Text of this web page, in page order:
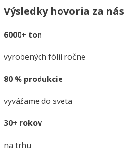
Výsledky hovoria za nás
6000+ ton
vyrobených fólií ročne
80 % produkcie
vyvážame do sveta
30+ rokov
na trhu